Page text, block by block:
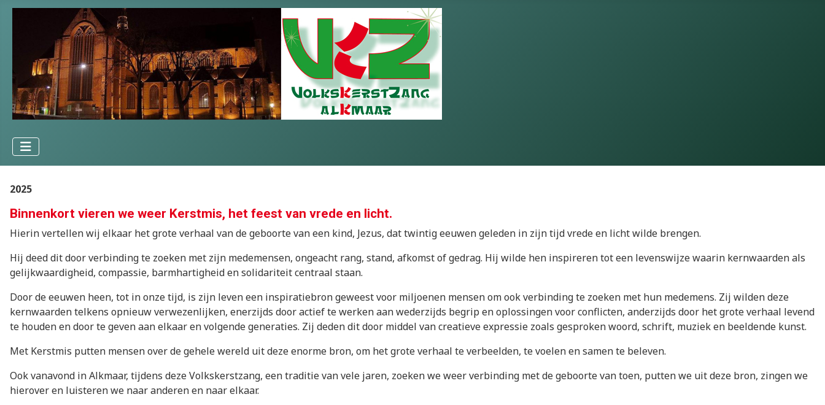
2025
Binnenkort vieren we weer Kerstmis, het feest van vrede en licht.
Hierin vertellen wij elkaar het grote verhaal van de geboorte van een kind, Jezus, dat twintig eeuwen geleden in zijn tijd vrede en licht wilde brengen.
Hij deed dit door verbinding te zoeken met zijn medemensen, ongeacht rang, stand, afkomst of gedrag. Hij wilde hen inspireren tot een levenswijze waarin kernwaarden als
gelijkwaardigheid, compassie, barmhartigheid en solidariteit centraal staan.
Door de eeuwen heen, tot in onze tijd, is zijn leven een inspiratiebron geweest voor miljoenen mensen om ook verbinding te zoeken met hun medemens. Zij wilden deze
kernwaarden telkens opnieuw verwezenlijken, enerzijds door actief te werken aan wederzijds begrip en oplossingen voor conflicten, anderzijds door het grote verhaal levend
te houden en door te geven aan elkaar en volgende generaties. Zij deden dit door middel van creatieve expressie zoals gesproken woord, schrift, muziek en beeldende kunst.
Met Kerstmis putten mensen over de gehele wereld uit deze enorme bron, om het grote verhaal te verbeelden, te voelen en samen te beleven.
Ook vanavond in Alkmaar, tijdens deze Volkskerstzang, een traditie van vele jaren, zoeken we weer verbinding met de geboorte van toen, putten we uit deze bron, zingen we
hierover en luisteren we naar anderen en naar elkaar.